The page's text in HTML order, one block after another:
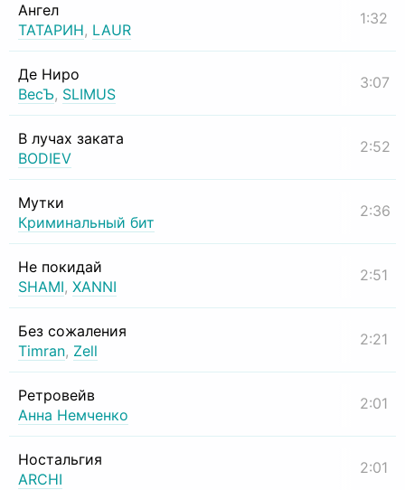
Ангел
ТАТАРИН, LAUR
1:32
Де Ниро
ВесЪ, SLIMUS
3:07
В лучах заката
BODIEV
2:52
Мутки
Криминальный бит
2:36
Не покидай
SHAMI, XANNI
2:51
Без сожаления
Timran, Zell
2:21
Ретровейв
Анна Немченко
2:01
Ностальгия
ARCHI
2:01